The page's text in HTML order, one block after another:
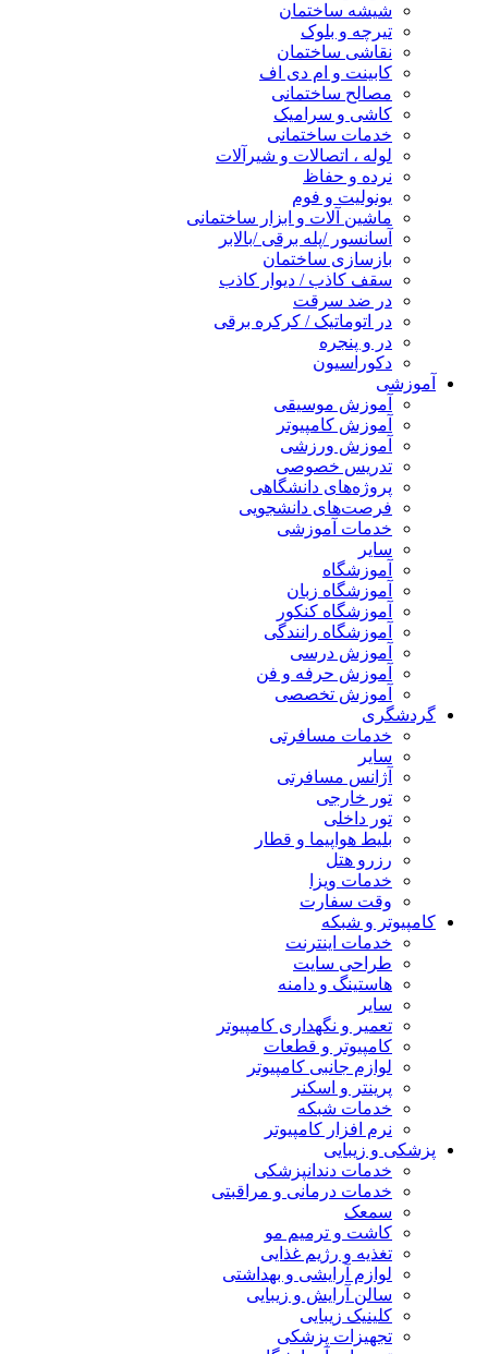
شیشه ساختمان
تیرچه و بلوک
نقاشی ساختمان
کابینت و ام دی اف
مصالح ساختمانی
کاشی و سرامیک
خدمات ساختمانی
لوله ، اتصالات و شیرآلات
نرده و حفاظ
یونولیت و فوم
ماشین آلات و ابزار ساختمانی
آسانسور /پله برقی /بالابر
بازسازی ساختمان
سقف کاذب / دیوار کاذب
در ضد سرقت
در اتوماتیک / کرکره برقی
در و پنجره
دکوراسیون
آموزشی
آموزش موسیقی
آموزش کامپیوتر
آموزش ورزشی
تدریس خصوصی
پروژه‌های دانشگاهی
فرصت‌های دانشجویی
خدمات آموزشی
سایر
آموزشگاه
آموزشگاه زبان
آموزشگاه کنکور
آموزشگاه رانندگی
آموزش درسی
آموزش حرفه و فن
آموزش تخصصی
گردشگری
خدمات مسافرتی
سایر
آژانس مسافرتی
تور خارجی
تور داخلی
بلیط هواپیما و قطار
رزرو هتل
خدمات ویزا
وقت سفارت
کامپیوتر و شبکه
خدمات اینترنت
طراحی سایت
هاستینگ و دامنه
سایر
تعمیر و نگهداری کامپیوتر
کامپیوتر و قطعات
لوازم جانبی کامپیوتر
پرینتر و اسکنر
خدمات شبکه
نرم افزار کامپیوتر
پزشکی و زیبایی
خدمات دندانپزشکی
خدمات درمانی و مراقبتی
سمعک
کاشت و ترمیم مو
تغذیه و رژیم غذایی
لوازم آرایشی و بهداشتی
سالن آرایش و زیبایی
کلینیک زیبایی
تجهیزات پزشکی